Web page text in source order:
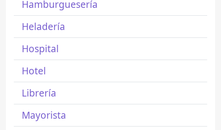
Hamburguesería
Heladería
Hospital
Hotel
Librería
Mayorista